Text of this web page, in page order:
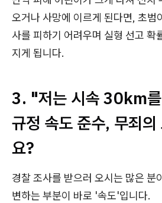
오거나 사망에 이르게 된다면, 초범
사를 피하기 어려우며 실형 선고 확
지게 됩니다.
3. "저는 시속 30km
규정 속도 준수, 무죄
요?
경찰 조사를 받으러 오시는 많은 분
변하는 부분이 바로 '속도'입니다.